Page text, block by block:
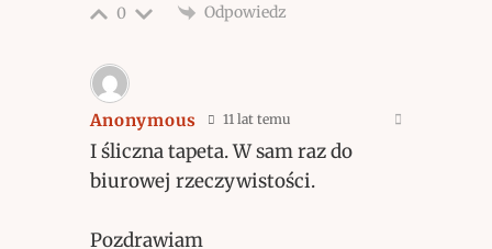
0 Odpowiedz
Anonymous 11 lat temu
I śliczna tapeta. W sam raz do
biurowej rzeczywistości.
Pozdrawiam